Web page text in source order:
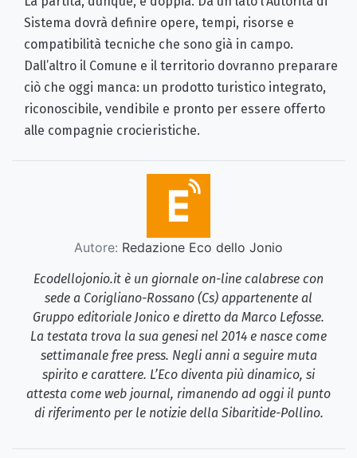
Sistema dovrà definire opere, tempi, risorse e
compatibilità tecniche che sono già in campo.
Dall’altro il Comune e il territorio dovranno preparare
ciò che oggi manca: un prodotto turistico integrato,
riconoscibile, vendibile e pronto per essere offerto
alle compagnie crocieristiche.
Autore: Redazione Eco dello Jonio
Ecodellojonio.it è un giornale on-line calabrese con
sede a Corigliano-Rossano (Cs) appartenente al
Gruppo editoriale Jonico e diretto da Marco Lefosse.
La testata trova la sua genesi nel 2014 e nasce come
settimanale free press. Negli anni a seguire muta
spirito e carattere. L’Eco diventa più dinamico, si
attesta come web journal, rimanendo ad oggi il punto
di riferimento per le notizie della Sibaritide-Pollino.